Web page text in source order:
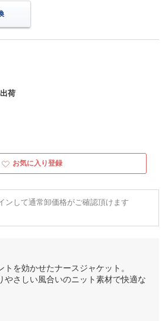
荷
お気に入り登録
ンして通常卸価格がご確認頂けます
を効かせたナースジャケット。
やさしい風合いのニット素材で快適な